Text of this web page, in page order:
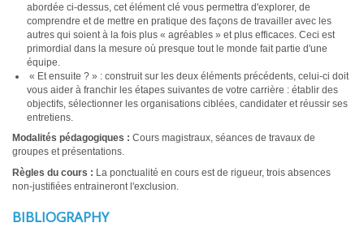
abordée ci-dessus, cet élément clé vous permettra d'explorer, de
comprendre et de mettre en pratique des façons de travailler avec les
autres qui soient à la fois plus « agréables » et plus efficaces. Ceci est
primordial dans la mesure où presque tout le monde fait partie d'une
équipe.
« Et ensuite ? » : construit sur les deux éléments précédents, celui-ci doit
vous aider à franchir les étapes suivantes de votre carrière : établir des
objectifs, sélectionner les organisations ciblées, candidater et réussir ses
entretiens.
Modalités pédagogiques : Cours magistraux, séances de travaux de
groupes et présentations.
Règles du cours : La ponctualité en cours est de rigueur, trois absences
non-justifiées entraineront l'exclusion.
BIBLIOGRAPHY